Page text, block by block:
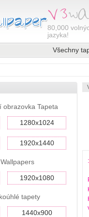
80,000
jazyka!
Všechny
obrazovka Tapeta
1280x1024
1920x1440
1920x1080
tapety
1440x900